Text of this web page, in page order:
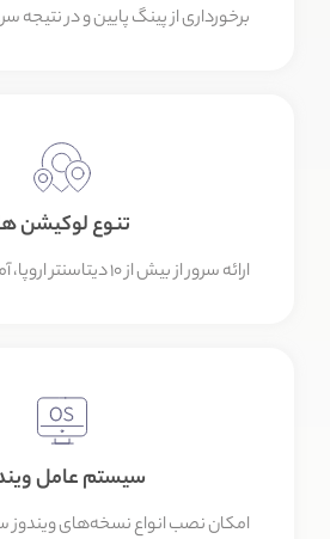
برخورداری از پینگ پایین و در نتیجه
تنوع لوکیشن
ارائه سرور از بیش از ۱۰ دیتاسنتر اروپا، آمریکا و آسیا
سیستم عامل